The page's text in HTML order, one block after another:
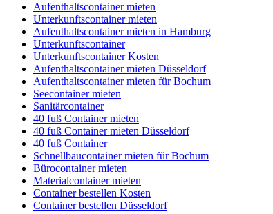
Aufenthaltscontainer mieten
Unterkunftscontainer mieten
Aufenthaltscontainer mieten in Hamburg
Unterkunftscontainer
Unterkunftscontainer Kosten
Aufenthaltscontainer mieten Düsseldorf
Aufenthaltscontainer mieten für Bochum
Seecontainer mieten
Sanitärcontainer
40 fuß Container mieten
40 fuß Container mieten Düsseldorf
40 fuß Container
Schnellbaucontainer mieten für Bochum
Bürocontainer mieten
Materialcontainer mieten
Container bestellen Kosten
Container bestellen Düsseldorf